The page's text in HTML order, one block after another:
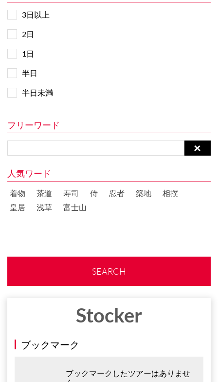
3日以上
2日
1日
半日
半日未満
フリーワード
人気ワード
着物 茶道 寿司 侍 忍者 築地
相撲
皇居
浅草 富士山
SEARCH
Stocker
ブックマーク
ブックマークしたツアーはありませ